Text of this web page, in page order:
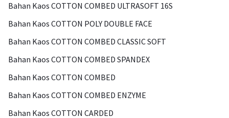
Bahan Kaos COTTON COMBED ULTRASOFT 16S
Bahan Kaos COTTON POLY DOUBLE FACE
Bahan Kaos COTTON COMBED CLASSIC SOFT
Bahan Kaos COTTON COMBED SPANDEX
Bahan Kaos COTTON COMBED
Bahan Kaos COTTON COMBED ENZYME
Bahan Kaos COTTON CARDED